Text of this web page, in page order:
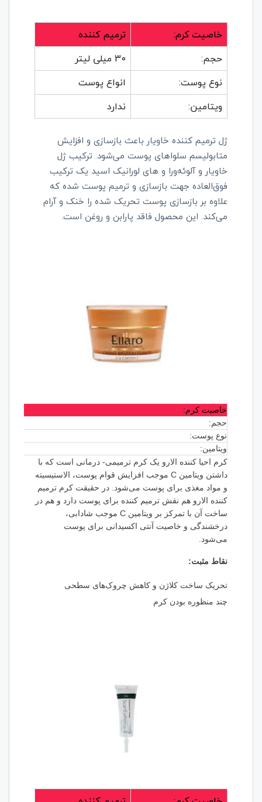
خاصیت کرم:
ترمیم کننده
حجم:
30 میلی لیتر
نوع پوست:
انواع پوست
ویتامین:
ندارد
ژل ترمیم کننده خاویار باعث بازسازی و افزایش
متابولیسم سلوا‌های پوست می‌شود. ترکیب ژل
خاویار و آلوئه‌ورا و های لورانیک اسید یک ترکیب
فوق‌العاده جهت بازسازی و ترمیم پوست شده که
علاوه بر بازسازی پوست تحریک شده را خنک و آرام
می‌کند. این محصول فاقد پارابن و روغن است.
خاصیت کرم:
حجم:
نوع پوست:
ویتامین:
کرم احیا کننده الارو یک کرم ترمیمی- درمانی است که با
داشتن ویتامین C موجب افزایش قوام پوست، الاستیسیته‌
و مواد مغذی برای پوست می‌شود. در حقیقت کرم ترمیم
کننده الارو هم نقش ترمیم کننده برای پوست دارد و هم در
ساخت آن با تمرکز بر ویتامین C موجب شادابی،
درخشندگی و خاصیت آنتی اکسیدانی برای پوست
می‌شود.
نقاط مثبت:
تحریک ساخت کلاژن و کاهش چروک‌های سطحی
چند منظوره بودن کرم